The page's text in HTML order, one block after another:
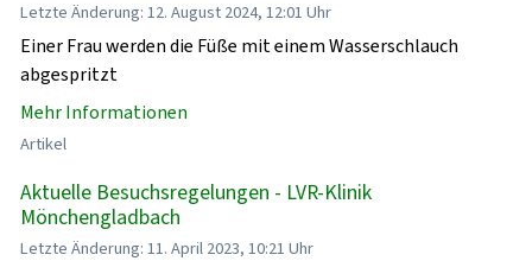
Letzte Änderung: 12. August 2024, 12:01 Uhr
Einer Frau werden die Füße mit einem Wasserschlauch
abgespritzt
Mehr Informationen
Artikel
Aktuelle Besuchsregelungen - LVR-Klinik
Mönchengladbach
Letzte Änderung: 11. April 2023, 10:21 Uhr